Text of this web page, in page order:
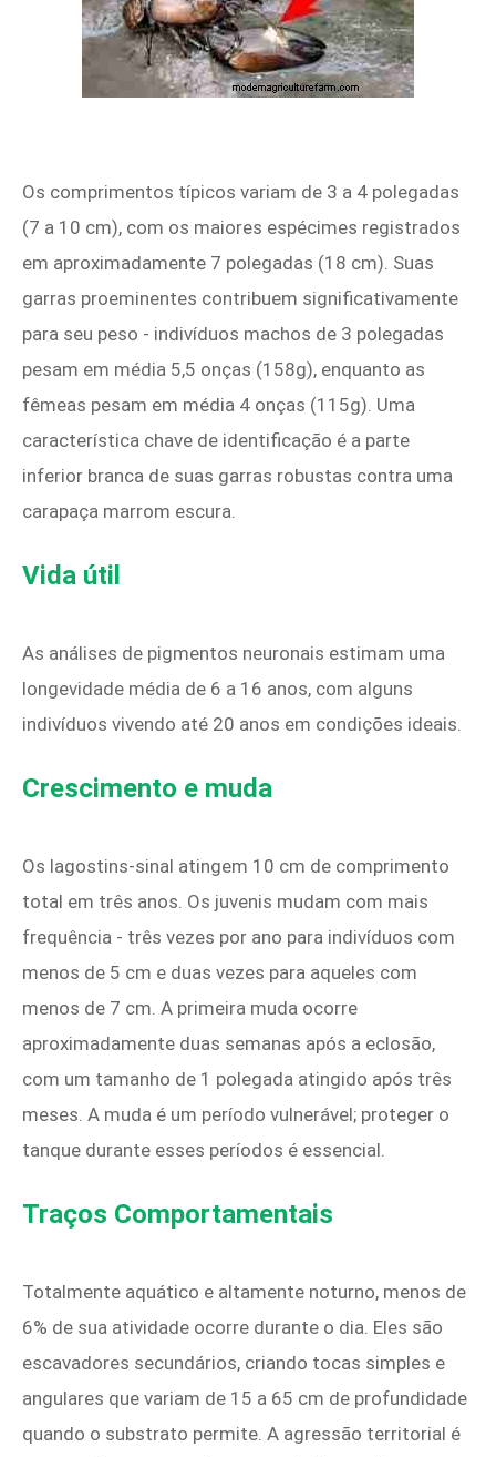
Os comprimentos típicos variam de 3 a 4 polegadas
(7 a 10 cm), com os maiores espécimes registrados
em aproximadamente 7 polegadas (18 cm). Suas
garras proeminentes contribuem significativamente
para seu peso - indivíduos machos de 3 polegadas
pesam em média 5,5 onças (158g), enquanto as
fêmeas pesam em média 4 onças (115g). Uma
característica chave de identificação é a parte
inferior branca de suas garras robustas contra uma
carapaça marrom escura.
Vida útil
As análises de pigmentos neuronais estimam uma
longevidade média de 6 a 16 anos, com alguns
indivíduos vivendo até 20 anos em condições ideais.
Crescimento e muda
Os lagostins-sinal atingem 10 cm de comprimento
total em três anos. Os juvenis mudam com mais
frequência - três vezes por ano para indivíduos com
menos de 5 cm e duas vezes para aqueles com
menos de 7 cm. A primeira muda ocorre
aproximadamente duas semanas após a eclosão,
com um tamanho de 1 polegada atingido após três
meses. A muda é um período vulnerável; proteger o
tanque durante esses períodos é essencial.
Traços Comportamentais
Totalmente aquático e altamente noturno, menos de
6% de sua atividade ocorre durante o dia. Eles são
escavadores secundários, criando tocas simples e
angulares que variam de 15 a 65 cm de profundidade
quando o substrato permite. A agressão territorial é